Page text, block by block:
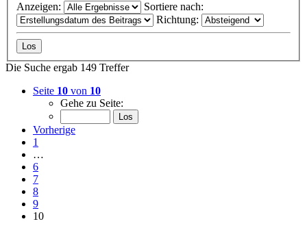
Anzeigen:
Sortiere nach:
Richtung:
Die Suche ergab 149 Treffer
Seite 10 von 10
Gehe zu Seite:
Vorherige
1
…
6
7
8
9
10